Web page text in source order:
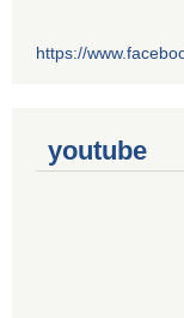
https://
youtube